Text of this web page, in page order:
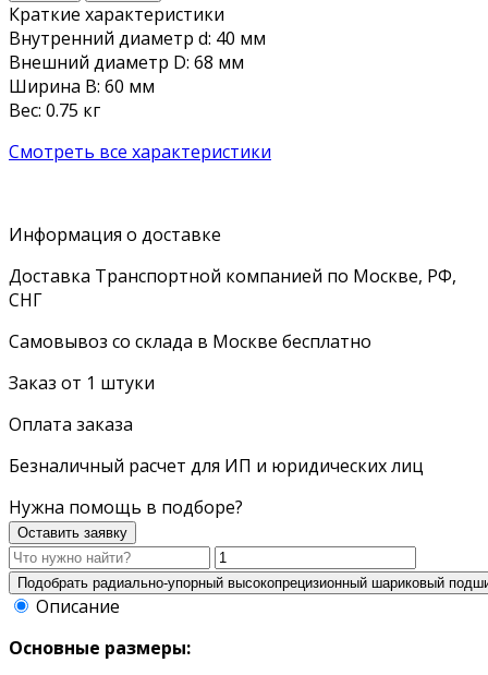
Краткие характеристики
Внутренний диаметр d: 40 мм
Внешний диаметр D: 68 мм
Ширина B: 60 мм
Вес: 0.75 кг
Смотреть все характеристики
Информация о доставке
Доставка Транспортной компанией по Москве, РФ,
СНГ
Самовывоз со склада в Москве бесплатно
Заказ от 1 штуки
Оплата заказа
Безналичный расчет для ИП и юридических лиц
Нужна помощь в подборе?
Оставить заявку
Описание
Основные размеры: